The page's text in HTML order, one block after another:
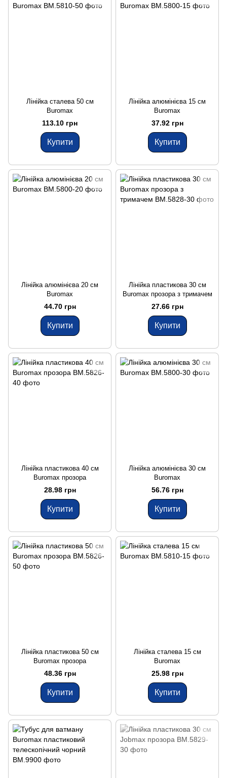
Лінійка сталева 50 см
Buromax
113.10 грн
Купити
Лінійка алюмінієва 15 см
Buromax
37.92 грн
Купити
Лінійка алюмінієва 20 см
Buromax
44.70 грн
Купити
Лінійка пластикова 30 см
Buromax прозора з тримачем
27.66 грн
Купити
Лінійка пластикова 40 см
Buromax прозора
28.98 грн
Купити
Лінійка алюмінієва 30 см
Buromax
56.76 грн
Купити
Лінійка пластикова 50 см
Buromax прозора
48.36 грн
Купити
Лінійка сталева 15 см
Buromax
25.98 грн
Купити